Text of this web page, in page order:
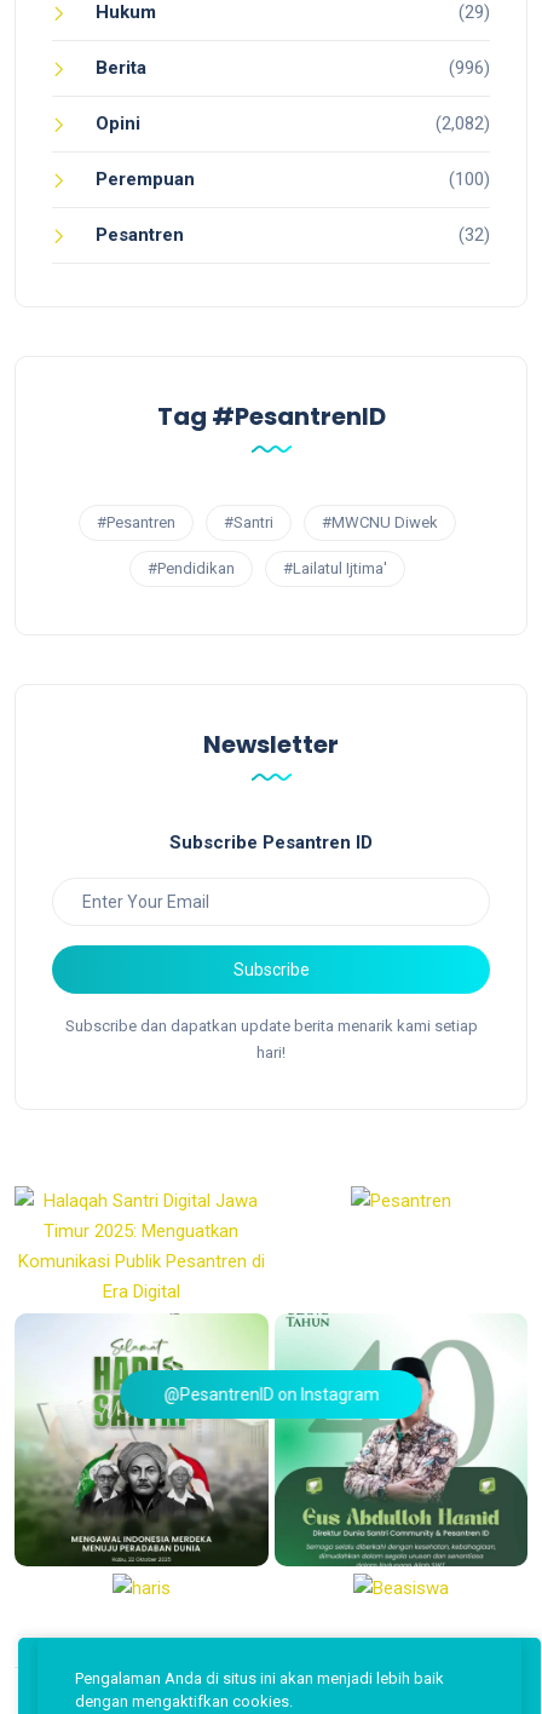
Hukum (29)
Berita (996)
Opini (2,082)
Perempuan (100)
Pesantren (32)
Tag #PesantrenID
#Pesantren #Santri #MWCNU Diwek
#Pendidikan #Lailatul Ijtima'
Newsletter
Subscribe Pesantren ID
Subscribe
Subscribe dan dapatkan update berita menarik kami setiap
hari!
@PesantrenID on Instagram
Pengalaman Anda di situs ini akan menjadi lebih baik
dengan mengaktifkan cookies.